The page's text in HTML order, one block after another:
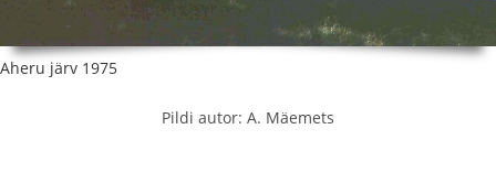
Aheru järv 1975
Pildi autor: A. Mäemets